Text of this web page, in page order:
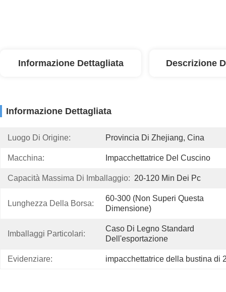
Informazione Dettagliata Descrizione
Informazione Dettagliata
Luogo Di Origine: Provincia Di Zhejiang, Cina
Macchina: Impacchettatrice Del Cuscino
Capacità Massima Di Imballaggio: 20-120 Min Dei Pc
Lunghezza Della Borsa:
60-300 (non Superi Questa
Dimensione)
Imballaggi Particolari:
Caso Di Legno Standard
Dell'esportazione
Evidenziare: impacchettatrice della bustina di